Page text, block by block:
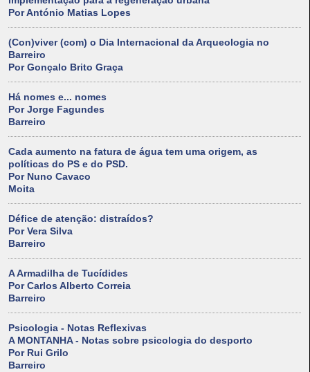
Por António Matias Lopes
(Con)viver (com) o Dia Internacional da Arqueologia no
Barreiro
Por Gonçalo Brito Graça
Há nomes e... nomes
Por Jorge Fagundes
Barreiro
Cada aumento na fatura de água tem uma origem, as
políticas do PS e do PSD.
Por Nuno Cavaco
Moita
Défice de atenção: distraídos?
Por Vera Silva
Barreiro
A Armadilha de Tucídides
Por Carlos Alberto Correia
Barreiro
Psicologia - Notas Reflexivas
A MONTANHA - Notas sobre psicologia do desporto
Por Rui Grilo
Barreiro